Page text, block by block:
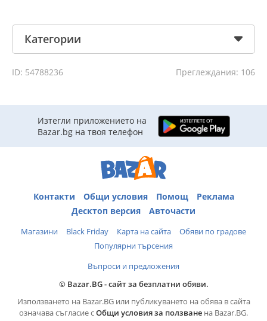
Категории
ID: 54788236 Преглеждания: 106
Изтегли приложението на
Bazar.bg на твоя телефон
Контакти Общи условия Помощ
Реклама
Десктоп версия
Авточасти
Магазини Black Friday Карта на сайта
Обяви по градове
Популярни търсения
Въпроси и предложения
© Bazar.BG - сайт за безплатни обяви.
Използването на Bazar.BG или публикуването на обява в сайта
означава съгласие сОбщи условия за ползване на Bazar.BG.